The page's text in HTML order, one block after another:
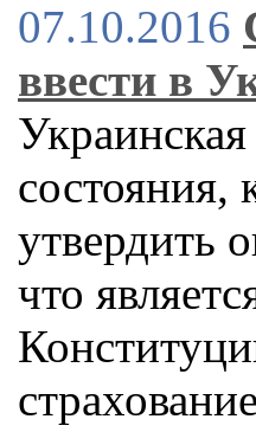
07.10.2016
ввести в
состояния,
утвердить
что
страхование